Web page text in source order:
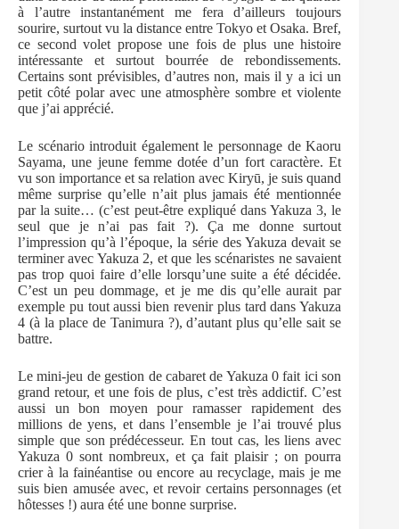
à l’autre instantanément me fera d’ailleurs toujours
sourire, surtout vu la distance entre Tokyo et Osaka. Bref,
ce second volet propose une fois de plus une histoire
intéressante et surtout bourrée de rebondissements.
Certains sont prévisibles, d’autres non, mais il y a ici un
petit côté polar avec une atmosphère sombre et violente
que j’ai apprécié.
Le scénario introduit également le personnage de Kaoru
Sayama, une jeune femme dotée d’un fort caractère. Et
vu son importance et sa relation avec Kiryū, je suis quand
même surprise qu’elle n’ait plus jamais été mentionnée
par la suite… (c’est peut-être expliqué dans Yakuza 3, le
seul que je n’ai pas fait ?). Ça me donne surtout
l’impression qu’à l’époque, la série des Yakuza devait se
terminer avec Yakuza 2, et que les scénaristes ne savaient
pas trop quoi faire d’elle lorsqu’une suite a été décidée.
C’est un peu dommage, et je me dis qu’elle aurait par
exemple pu tout aussi bien revenir plus tard dans Yakuza
4 (à la place de Tanimura ?), d’autant plus qu’elle sait se
battre.
Le mini-jeu de gestion de cabaret de Yakuza 0 fait ici son
grand retour, et une fois de plus, c’est très addictif. C’est
aussi un bon moyen pour ramasser rapidement des
millions de yens, et dans l’ensemble je l’ai trouvé plus
simple que son prédécesseur. En tout cas, les liens avec
Yakuza 0 sont nombreux, et ça fait plaisir ; on pourra
crier à la fainéantise ou encore au recyclage, mais je me
suis bien amusée avec, et revoir certains personnages (et
hôtesses !) aura été une bonne surprise.